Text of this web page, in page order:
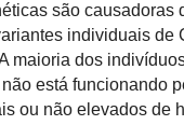
são causadoras
individuais
maioria dos
não está funcionando
ou não elevados de